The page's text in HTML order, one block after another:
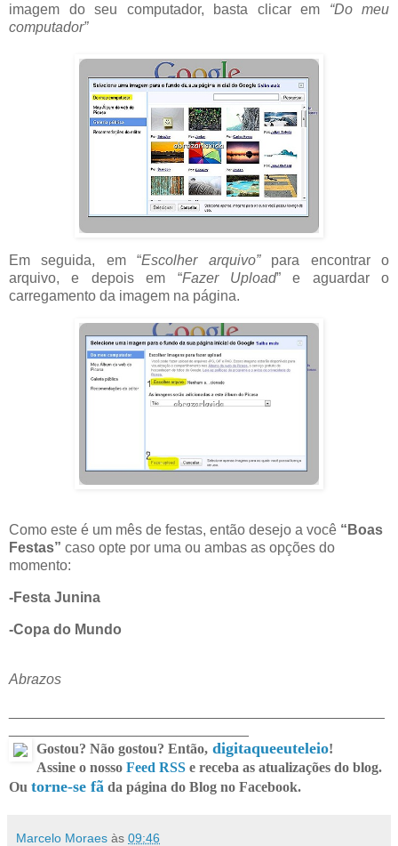
imagem do seu computador, basta clicar em “Do meu
computador”
Em seguida, em “Escolher arquivo”para encontrar o
arquivo, e depois em “Fazer Upload” e aguardar o
carregamento da imagem na página.
Como este é um mês de festas, então desejo a você “Boas
Festas” caso opte por uma ou ambas as opções do
momento:
-Festa Junina
-Copa do Mundo
Abrazos
Gostou? Não gostou? Então, digitaqueeuteleio!
Assine o nosso Feed RSS e receba as atualizações do blog.
Ou torne-se fã da página do Blog no Facebook.
Marcelo Moraes às 09:46